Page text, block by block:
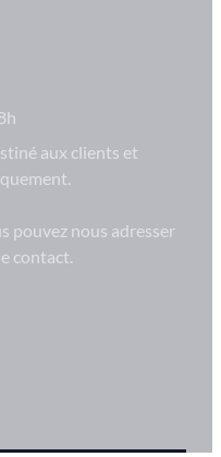
aux clients et
pouvez nous adresser
contact.